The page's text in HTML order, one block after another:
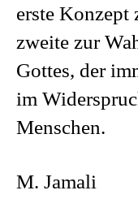
erste Konzept
zweite zur
Gottes, der
im
Menschen.
M. Jamali